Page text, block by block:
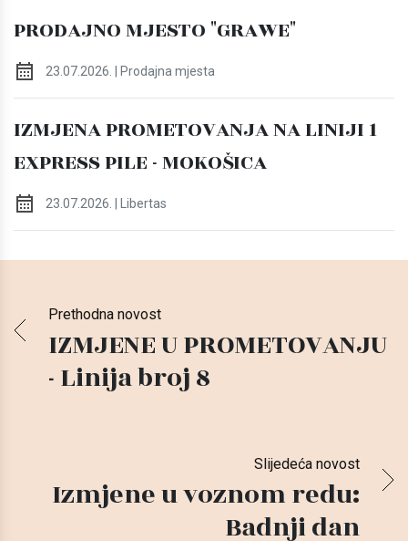
PRODAJNO MJESTO "GRAWE"
23.07.2026. | Prodajna mjesta
IZMJENA PROMETOVANJA NA LINIJI 1
EXPRESS PILE - MOKOŠICA
23.07.2026. | Libertas
Prethodna novost
IZMJENE U PROMETOVANJU
- Linija broj 8
Slijedeća novost
Izmjene u voznom redu:
Badnji dan